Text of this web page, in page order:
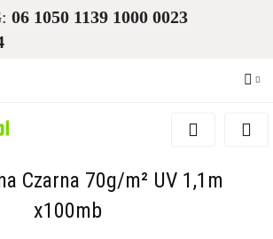
06 1050 1139 1000 0023
Zaloguj się
Dodaj zgłoszenie
Czarna 70g/m² UV 1,1m
x100mb